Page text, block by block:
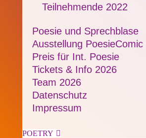
Teilnehmende 2022
Poesie und Sprechblase
Ausstellung PoesieComic
Preis für Int. Poesie
Tickets & Info 2026
Team 2026
Datenschutz
Impressum
POETRY 